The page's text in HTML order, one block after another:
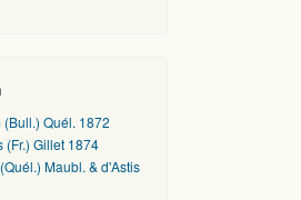
Quél. 1872
(Fr.) Gillet 1874
Maubl. & d'Astis